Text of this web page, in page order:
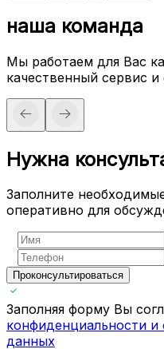
наша команда
Мы работаем для Вас
качественный сервис
Нужна
Заполните
оперативно для
Проконсультироваться
Заполняя форму Вы
конфиденциальности и
данных